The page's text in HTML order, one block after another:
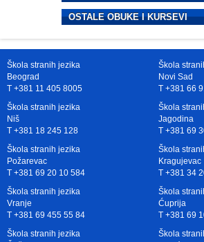
OSTALE OBUKE I KURSEVI
Škola stranih jezika
Beograd
T +381 11 405 8005
Škola
Novi Sad
T +381 66
Škola stranih jezika
Niš
T +381 18 245 128
Škola
Jagodina
T +381 69
Škola stranih jezika
Požarevac
T +381 69 20 10 584
Škola
Kragujevac
T +381 34
Škola stranih jezika
Vranje
T +381 69 455 55 84
Škola
Ćuprija
T +381 69
Škola stranih jezika
Škola